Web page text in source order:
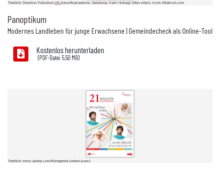
Titelbild: Direktion Präsidium, Oö. Zukunftsakademie; Getaltung: Karin Hufnagl (Oteo eGen), Icons ©flaticon.com
Panoptikum
Modernes Landleben für junge Erwachsene | Gemeindecheck alsOnline-Tool
Kostenlos herunterladen
5,50 MB)
Titelbild: stock.adobe.com/Ruhrgebiet,iordani,kues1